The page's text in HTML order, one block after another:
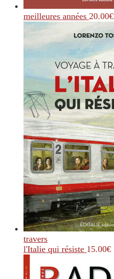
meilleures années 20.00€
travers
l'Italie qui résiste 15.00€